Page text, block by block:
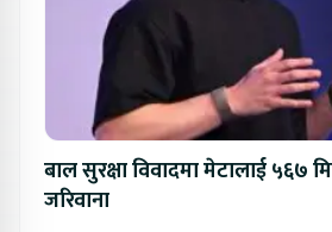
बाल सुरक्षा विवादमा मेटालाई ५६७
जरिवाना